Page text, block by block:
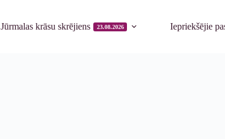
Jūrmalas krāsu skrējiens 23.08.2026 Iepriekšējie